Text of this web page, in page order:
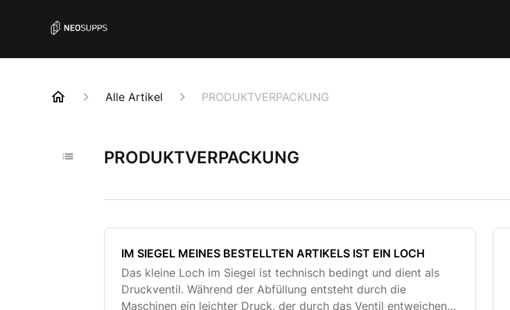
Alle Artikel PRODUKTVERPACKUNG
PRODUKTVERPACKUNG
IM SIEGEL MEINES BESTELLTEN ARTIKELS IST EIN LOCH
Das kleine Loch im Siegel ist technisch bedingt und dient als
Druckventil. Während der Abfüllung entsteht durch die
Maschinen ein leichter Druck, der durch das Ventil entweichen